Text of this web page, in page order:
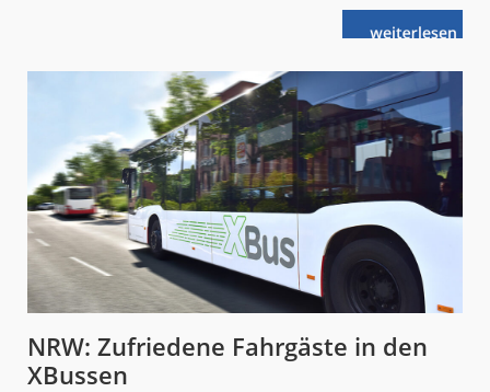
weiterlese
nStuttgart:
NRW: Zufriedene Fahrgäste in den
XBussen